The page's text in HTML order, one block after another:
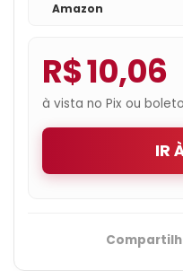
Amazon
R$ 10,06
à vista no Pix ou boleto
IR